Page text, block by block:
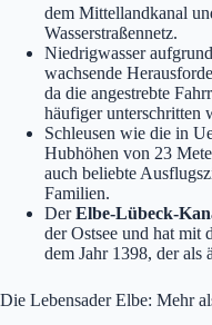
dem Mittellandkanal
Wasserstraßennetz.
Niedrigwasser
wachsende
da die angestrebte
häufiger unterschritten
Schleusen wie die in
Hubhöhen von 23
auch beliebte
Familien.
DerElbe-Lübeck-
der Ostsee und hat mit
dem Jahr 1398, der als
Die Lebensader Elbe: Mehr